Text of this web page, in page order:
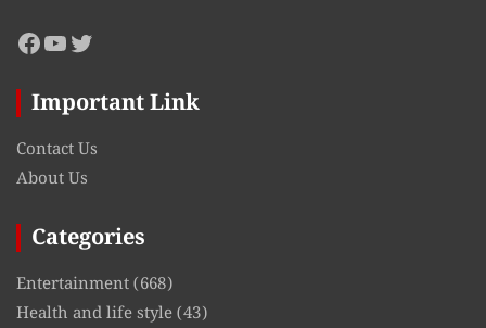
Facebook
YouTube
Twitter
Important Link
Contact Us
About Us
Categories
Entertainment(668)
Health and life style(43)